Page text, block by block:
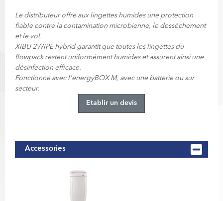
Le distributeur offre aux lingettes humides une protection
fiable contre la contamination microbienne, le dessèchement
et le vol.
XIBU 2WIPE hybrid garantit que toutes les lingettes du
flowpack restent uniformément humides et assurent ainsi une
désinfection efficace.
Fonctionne avec l'energyBOX M, avec une batterie ou sur
secteur.
Etablir un devis
Accessories